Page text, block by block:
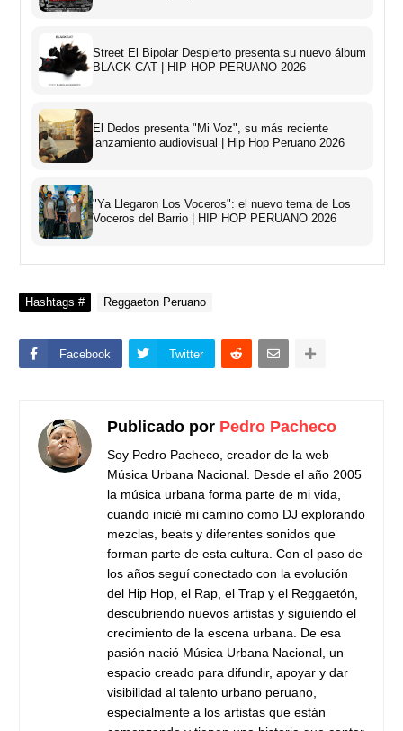
Street El Bipolar Despierto presenta su nuevo álbum
BLACK CAT | HIP HOP PERUANO 2026
El Dedos presenta "Mi Voz", su más reciente
lanzamiento audiovisual | Hip Hop Peruano 2026
"Ya Llegaron Los Voceros": el nuevo tema de Los
Voceros del Barrio | HIP HOP PERUANO 2026
Hashtags # Reggaeton Peruano
Facebook Twitter
Publicado por Pedro Pacheco
Soy Pedro Pacheco, creador de la web
Música Urbana Nacional. Desde el año 2005
la música urbana forma parte de mi vida,
cuando inicié mi camino como DJ explorando
mezclas, beats y diferentes sonidos que
forman parte de esta cultura. Con el paso de
los años seguí conectado con la evolución
del Hip Hop, el Rap, el Trap y el Reggaetón,
descubriendo nuevos artistas y siguiendo el
crecimiento de la escena urbana. De esa
pasión nació Música Urbana Nacional, un
espacio creado para difundir, apoyar y dar
visibilidad al talento urbano peruano,
especialmente a los artistas que están